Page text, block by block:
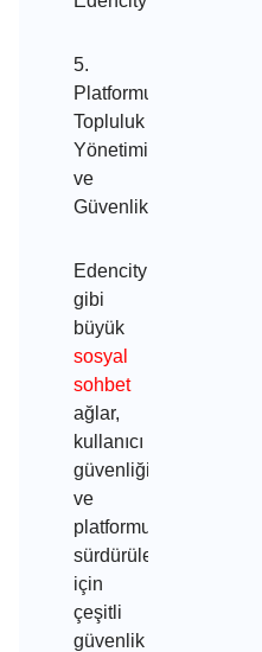
5.
Platformun
Topluluk
Yönetimi
ve
Güvenlik
Edencity
gibi
büyük
sosyal
sohbet
ağlar,
kullanıcı
güvenliği
ve
platformun
sürdürülebilirliği
için
çeşitli
güvenlik